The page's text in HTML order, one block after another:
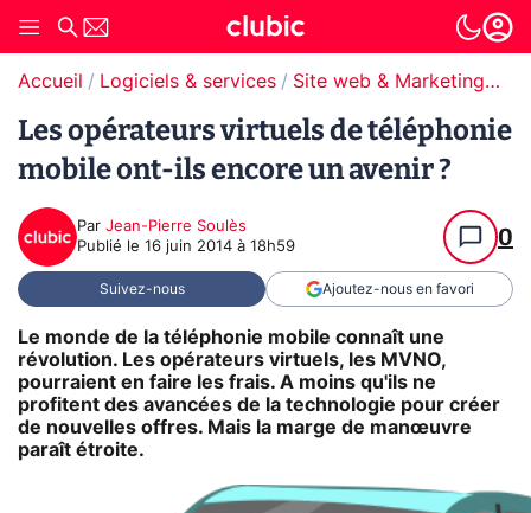
Accueil Logiciels & services Site web & Marketing Digital
Les opérateurs virtuels de téléphonie
mobile ont-ils encore un avenir ?
Par Jean-Pierre Soulès
Publié le 16 juin 2014 à 18h59 0
Suivez-nous Ajoutez-nous en favori
Le monde de la téléphonie mobile connaît une
révolution. Les opérateurs virtuels, les MVNO,
pourraient en faire les frais. A moins qu'ils ne
profitent des avancées de la technologie pour créer
de nouvelles offres. Mais la marge de manœuvre
paraît étroite.